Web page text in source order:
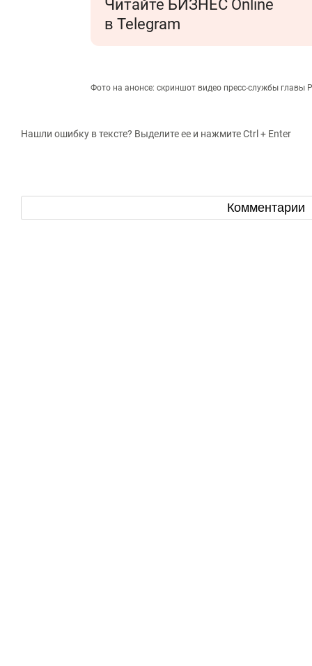
Читайте БИЗНЕС Online
в Telegram
Фото на анонсе: скриншот видео пресс-службы главы
Нашли ошибку в тексте? Выделите ее и нажмите Ctrl + Enter
Комментарии